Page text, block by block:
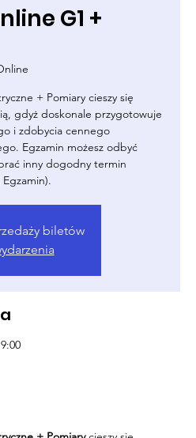
G1 +
+ Pomiary cieszy się
gdyż doskonale przygotowuje
i zdobycia cennego
Egzamin możesz odbyć
inny dogodny termin
biletów